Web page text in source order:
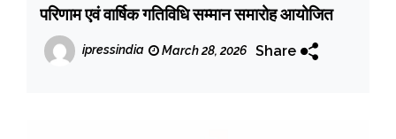
परिणाम एवं वार्षिक गतिविधि सम्मान समारोह आयोजित
ipressindia March 28, 2026 Share